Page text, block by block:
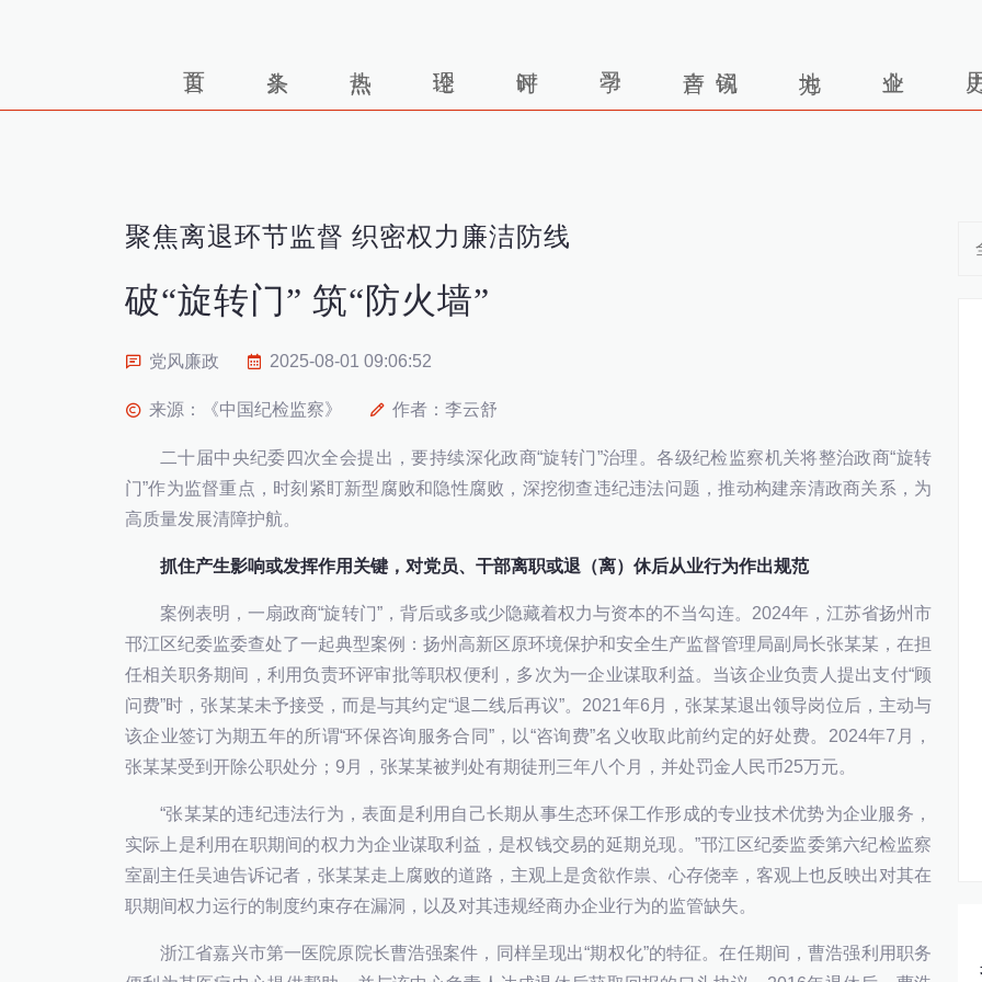
聚焦离退环节监督 织密权力廉洁防线
破“旋转门” 筑“防火墙”
党风廉政 2025-08-01 09:06:52
来源：《中国纪检监察》 作者：李云舒
二十届中央纪委四次全会提出，要持续深化政商“旋转门”治理。各级纪检监察机关将整治政商“旋转
门”作为监督重点，时刻紧盯新型腐败和隐性腐败，深挖彻查违纪违法问题，推动构建亲清政商关系，为
高质量发展清障护航。
抓住产生影响或发挥作用关键，对党员、干部离职或退（离）休后从业行为作出规范
案例表明，一扇政商“旋转门”，背后或多或少隐藏着权力与资本的不当勾连。2024年，江苏省扬州市
邗江区纪委监委查处了一起典型案例：扬州高新区原环境保护和安全生产监督管理局副局长张某某，在担
任相关职务期间，利用负责环评审批等职权便利，多次为一企业谋取利益。当该企业负责人提出支付“顾
问费”时，张某某未予接受，而是与其约定“退二线后再议”。2021年6月，张某某退出领导岗位后，主动与
该企业签订为期五年的所谓“环保咨询服务合同”，以“咨询费”名义收取此前约定的好处费。2024年7月，
张某某受到开除公职处分；9月，张某某被判处有期徒刑三年八个月，并处罚金人民币25万元。
“张某某的违纪违法行为，表面是利用自己长期从事生态环保工作形成的专业技术优势为企业服务，
实际上是利用在职期间的权力为企业谋取利益，是权钱交易的延期兑现。”邗江区纪委监委第六纪检监察
室副主任吴迪告诉记者，张某某走上腐败的道路，主观上是贪欲作祟、心存侥幸，客观上也反映出对其在
职期间权力运行的制度约束存在漏洞，以及对其违规经商办企业行为的监管缺失。
浙江省嘉兴市第一医院原院长曹浩强案件，同样呈现出“期权化”的特征。在任期间，曹浩强利用职务